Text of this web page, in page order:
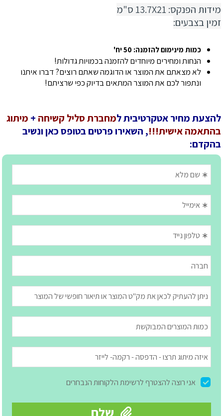
מידות הפנקס: 13.7X21 ס"מ
זמין בצבעים:
כמות מינימום להזמנה: 50 יח'
הנחות ומחירים מיוחדים להזמנה בכמויות גדולות!
לא מצאתם את המוצר או הדוגמה שאתם רוצים? דברו איתנו
ונתפור לכם את המוצר המתאים בדיוק כפי שרציתם!
להצעת מחיר אטקרטיבית למחברת סליל קשיחה + מיתוג
בהתאמה אישית!!!, השאירו פרטים בטופס כאן ונשיב
בהקדם: